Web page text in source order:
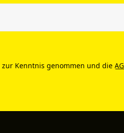
zur Kenntnis genommen und die